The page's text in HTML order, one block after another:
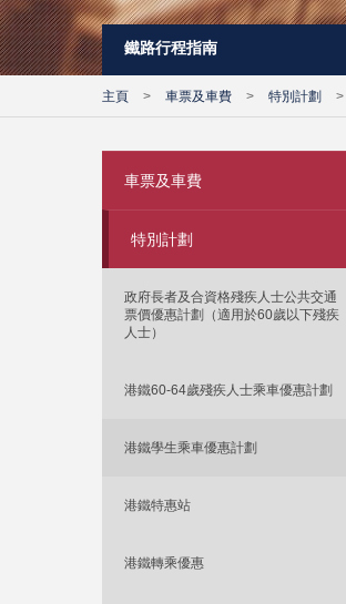
鐵路行程指南
主頁 > 車票及車費 > 特別計劃 >
車票及車費
特別計劃
政府長者及合資格殘疾人士公共交通
票價優惠計劃（適用於60歲以下殘疾
人士）
港鐵60-64歲殘疾人士乘車優惠計劃
港鐵學生乘車優惠計劃
港鐵特惠站
港鐵轉乘優惠